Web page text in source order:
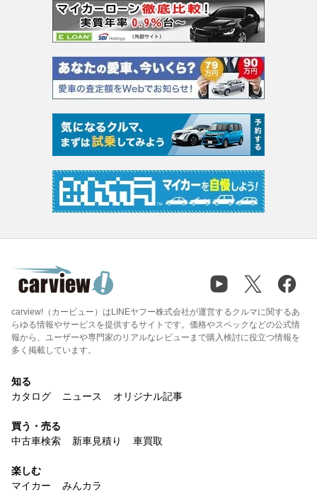
carview!（カービュー）はLINEヤフー株式会社が運営するクルマに関するあ
らゆる情報やサービスを提供するサイトです。価格やスペックなどの公式情
報から、ユーザーや専門家のリアルなレビューまで購入検討に役立つ情報を
多く掲載しています。
知る
カタログ
ニュース オリジナル記事
買う・売る
中古車検索
新車見積り 車買取
楽しむ
マイカー
みんカラ